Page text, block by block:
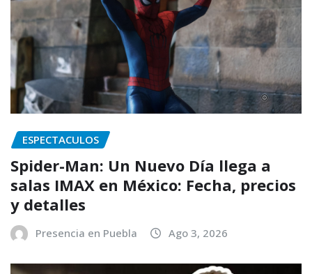
ESPECTACULOS
Spider-Man: Un Nuevo Día llega a
salas IMAX en México: Fecha, precios
y detalles
Presencia en Puebla Ago 3, 2026